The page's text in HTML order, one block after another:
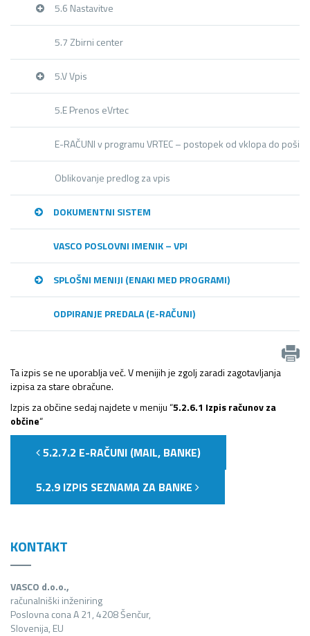
5.6 Nastavitve
5.7 Zbirni center
5.V Vpis
5.E Prenos eVrtec
E-RAČUNI v programu VRTEC – postopek od vklopa do
Oblikovanje predlog za vpis
DOKUMENTNI SISTEM
VASCO POSLOVNI IMENIK – VPI
SPLOŠNI MENIJI (ENAKI MED PROGRAMI)
ODPIRANJE PREDALA (E-RAČUNI)
Ta izpis se ne uporablja več. V menijih je zgolj zaradi zagotavljanja
izpisa za stare obračune.
Izpis za občine sedaj najdete v meniju “5.2.6.1 Izpis računov za
občine“
5.2.7.2 E-RAČUNI (MAIL, BANKE)
5.2.9 IZPIS SEZNAMA ZA BANKE
KONTAKT
VASCO d.o.o.,
računalniški inženiring
Poslovna cona A 21, 4208 Šenčur,
Slovenija, EU